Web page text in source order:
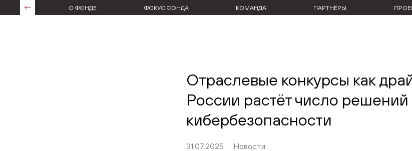
О ФОНДЕ ФОКУС ФОНДА КОМАНДА ПАРТНЁРЫ
Отраслевые конкурсы как
России растёт число решений
кибербезопасности
31.07.2025 Новости